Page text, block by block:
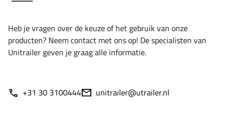
Heb je vragen over de keuze of het gebruik van onze
producten? Neem contact met ons op! De specialisten van
Unitrailer geven je graag alle informatie.
+31 30 3100444 unitrailer@utrailer.nl